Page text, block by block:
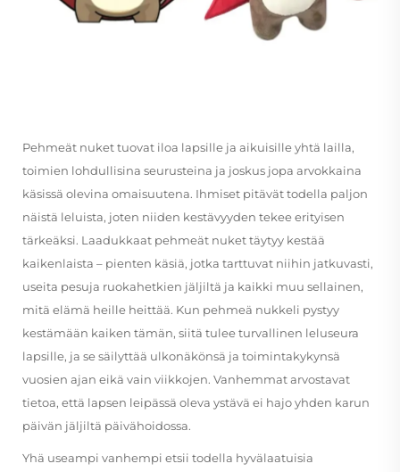
Pehmeät nuket tuovat iloa lapsille ja aikuisille yhtä lailla,
toimien lohdullisina seurusteina ja joskus jopa arvokkaina
käsissä olevina omaisuutena. Ihmiset pitävät todella paljon
näistä leluista, joten niiden kestävyyden tekee erityisen
tärkeäksi. Laadukkaat pehmeät nuket täytyy kestää
kaikenlaista – pienten käsiä, jotka tarttuvat niihin jatkuvasti,
useita pesuja ruokahetkien jäljiltä ja kaikki muu sellainen,
mitä elämä heille heittää. Kun pehmeä nukkeli pystyy
kestämään kaiken tämän, siitä tulee turvallinen leluseura
lapsille, ja se säilyttää ulkonäkönsä ja toimintakykynsä
vuosien ajan eikä vain viikkojen. Vanhemmat arvostavat
tietoa, että lapsen leipässä oleva ystävä ei hajo yhden karun
päivän jäljiltä päivähoidossa.
Yhä useampi vanhempi etsii todella hyvälaatuisia